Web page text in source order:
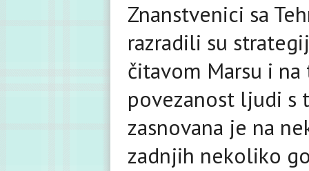
Znanstvenici sa
razradili su
čitavom Marsu i
povezanost ljudi s
zasnovana je na
zadnjih nekoliko